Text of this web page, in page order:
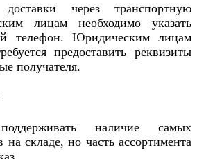
через транспортную
лицам необходимо указать
телефон. Юридическим лицам
предоставить реквизиты
получателя.
наличие самых
на складе, но часть ассортимента